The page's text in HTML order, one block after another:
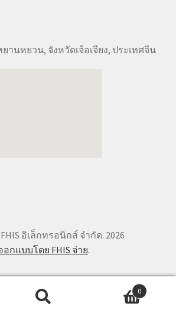
ยานหยวน, จังหวัดเจ้อเจียง, ประเทศจีน
อิเล็กทรอนิกส์ จำกัด. 2026
อกแบบโดย FHIS จ่าย.
0